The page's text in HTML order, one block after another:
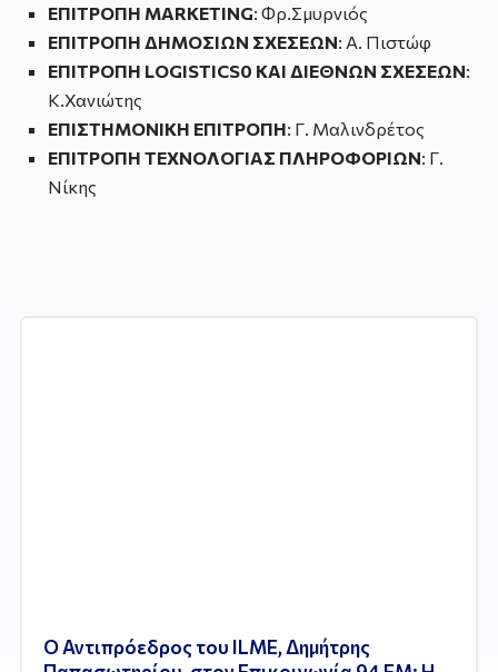
ΕΠΙΤΡΟΠΗ MARKETING: Φρ.Σμυρνιός
ΕΠΙΤΡΟΠΗ ΔΗΜΟΣΙΩΝ ΣΧΕΣΕΩΝ: Α. Πιστώφ
ΕΠΙΤΡΟΠΗ LOGISTICS0 ΚΑΙ ΔΙΕΘΝΩΝ ΣΧΕΣΕΩΝ:
Κ.Χανιώτης
ΕΠΙΣΤΗΜΟΝΙΚΗ ΕΠΙΤΡΟΠΗ: Γ. Μαλινδρέτος
ΕΠΙΤΡΟΠΗ ΤΕΧΝΟΛΟΓΙΑΣ ΠΛΗΡΟΦΟΡΙΩΝ: Γ.
Νίκης
Ο Αντιπρόεδρος του ILME, Δημήτρης